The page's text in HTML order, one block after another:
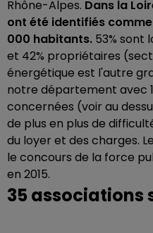
Rhône-Alpes. Dans la
ont été identifiés
000 habitants. 53% sont
et 42% propriétaires
énergétique est l'autre
notre département avec
concernées (voir au
de plus en plus de
du loyer et des charges.
le concours de la force
en 2015.
35 associations